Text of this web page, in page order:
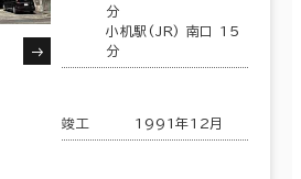
分
小机駅(JR) 南口 15
分
竣工 1991年12月